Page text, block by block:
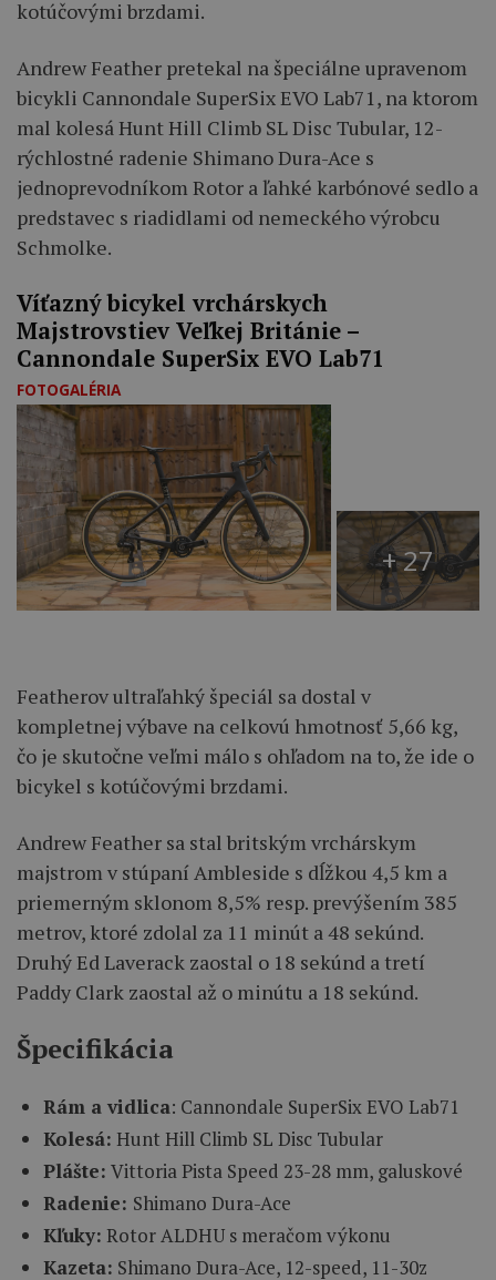
kotúčovými brzdami.
Andrew Feather pretekal na špeciálne upravenom
bicykli Cannondale SuperSix EVO Lab71, na ktorom
mal kolesá Hunt Hill Climb SL Disc Tubular, 12-
rýchlostné radenie Shimano Dura-Ace s
jednoprevodníkom Rotor a ľahké karbónové sedlo a
predstavec s riadidlami od nemeckého výrobcu
Schmolke.
Víťazný bicykel vrchárskych
Majstrovstiev Veľkej Británie –
Cannondale SuperSix EVO Lab71
FOTOGALÉRIA
+ 27
Featherov ultraľahký špeciál sa dostal v
kompletnej výbave na celkovú hmotnosť 5,66 kg,
čo je skutočne veľmi málo s ohľadom na to, že ide o
bicykel s kotúčovými brzdami.
Andrew Feather sa stal britským vrchárskym
majstrom v stúpaní Ambleside s dĺžkou 4,5 km a
priemerným sklonom 8,5% resp. prevýšením 385
metrov, ktoré zdolal za 11 minút a 48 sekúnd.
Druhý Ed Laverack zaostal o 18 sekúnd a tretí
Paddy Clark zaostal až o minútu a 18 sekúnd.
Špecifikácia
Rám a vidlica: Cannondale SuperSix EVO Lab71
Kolesá: Hunt Hill Climb SL Disc Tubular
Plášte: Vittoria Pista Speed 23-28 mm, galuskové
Radenie: Shimano Dura-Ace
Kľuky: Rotor ALDHU s meračom výkonu
Kazeta: Shimano Dura-Ace, 12-speed, 11-30z